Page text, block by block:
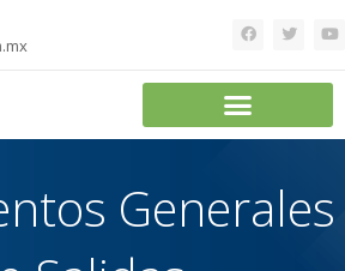
Generales